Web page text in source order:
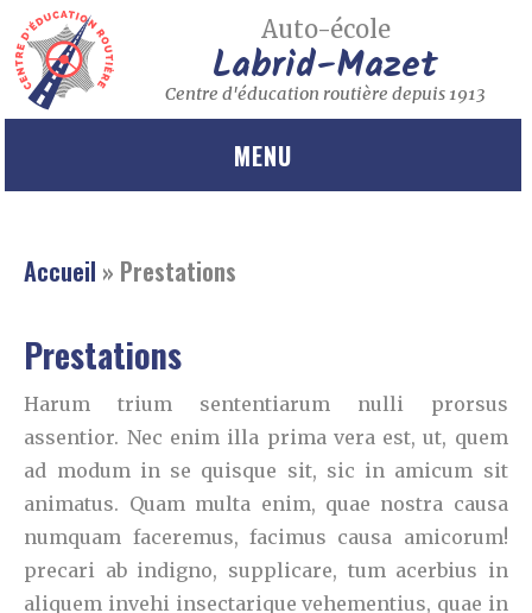
Auto-école
Labrid-Mazet
Centre d'éducation routière depuis 1913
MENU
Accueil » Prestations
Prestations
Harum trium sententiarum nulli prorsus
assentior. Nec enim illa prima vera est, ut, quem
ad modum in se quisque sit, sic in amicum sit
animatus. Quam multa enim, quae nostra causa
numquam faceremus, facimus causa amicorum!
precari ab indigno, supplicare, tum acerbius in
aliquem invehi insectarique vehementius, quae in